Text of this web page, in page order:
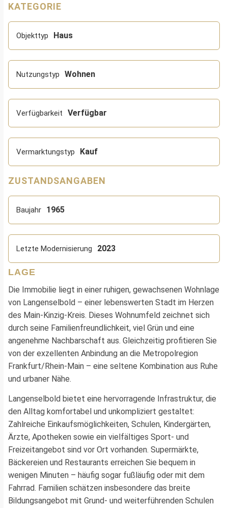
KATEGORIE
Objekttyp Haus
Nutzungstyp Wohnen
Verfügbarkeit Verfügbar
Vermarktungstyp Kauf
ZUSTANDSANGABEN
Baujahr 1965
Letzte Modernisierung 2023
LAGE
Die Immobilie liegt in einer ruhigen, gewachsenen Wohnlage
von Langenselbold – einer lebenswerten Stadt im Herzen
des Main-Kinzig-Kreis. Dieses Wohnumfeld zeichnet sich
durch seine Familienfreundlichkeit, viel Grün und eine
angenehme Nachbarschaft aus. Gleichzeitig profitieren Sie
von der exzellenten Anbindung an die Metropolregion
Frankfurt/Rhein-Main – eine seltene Kombination aus Ruhe
und urbaner Nähe.
Langenselbold bietet eine hervorragende Infrastruktur, die
den Alltag komfortabel und unkompliziert gestaltet:
Zahlreiche Einkaufsmöglichkeiten, Schulen, Kindergärten,
Ärzte, Apotheken sowie ein vielfältiges Sport- und
Freizeitangebot sind vor Ort vorhanden. Supermärkte,
Bäckereien und Restaurants erreichen Sie bequem in
wenigen Minuten – häufig sogar fußläufig oder mit dem
Fahrrad. Familien schätzen insbesondere das breite
Bildungsangebot mit Grund- und weiterführenden Schulen